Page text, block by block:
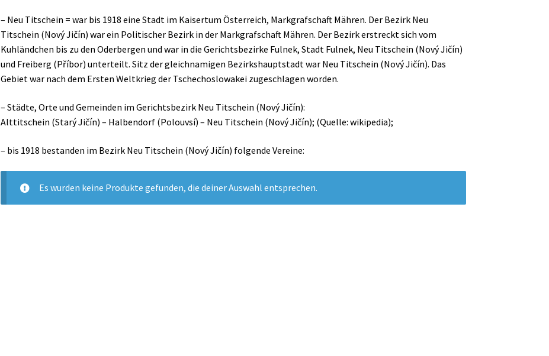
– Neu Titschein = war bis 1918 eine Stadt im Kaisertum Österreich, Markgrafschaft Mähren. Der Bezirk Neu
Titschein (Nový Jičín) war ein Politischer Bezirk in der Markgrafschaft Mähren. Der Bezirk erstreckt sich vom
Kuhländchen bis zu den Oderbergen und war in die Gerichtsbezirke Fulnek, Stadt Fulnek, Neu Titschein (Nový Jičín)
und Freiberg (Příbor) unterteilt. Sitz der gleichnamigen Bezirkshauptstadt war Neu Titschein (Nový Jičín). Das
Gebiet war nach dem Ersten Weltkrieg der Tschechoslowakei zugeschlagen worden.
– Städte, Orte und Gemeinden im Gerichtsbezirk Neu Titschein (Nový Jičín):
Alttitschein (Starý Jičín) – Halbendorf (Polouvsí) – Neu Titschein (Nový Jičín); (Quelle: wikipedia);
– bis 1918 bestanden im Bezirk Neu Titschein (Nový Jičín) folgende Vereine:
Es wurden keine Produkte gefunden, die deiner Auswahl entsprechen.